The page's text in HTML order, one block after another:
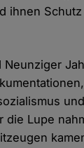
ihnen
Neunziger
die Lupe